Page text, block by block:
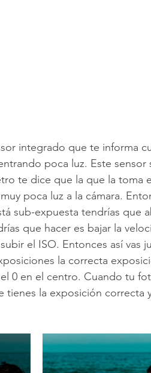
integrado que te informa
poca luz. Este
te dice que la que la toma
poca luz a la cámara.
sub-expuesta tendrías que
que hacer es bajar la
el ISO. Entonces así vas
la correcta
0 en el centro. Cuando tu
la exposición correcta